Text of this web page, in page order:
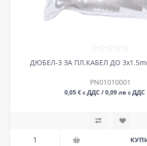
ДЮБЕЛ-3 ЗА ПЛ.КАБЕЛ ДО
PN01010001
0,05 € с ДДС / 0,09 лв с ДДС